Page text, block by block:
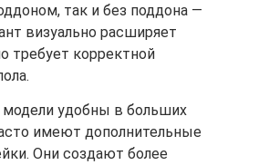
так и без поддона —
визуально расширяет
требует корректной
удобны в больших
имеют дополнительные
Они создают более